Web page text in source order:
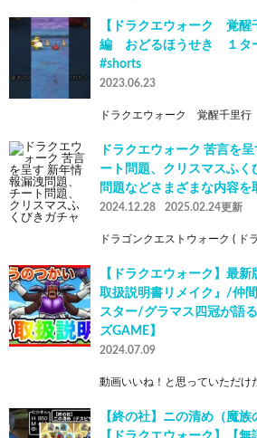
【ドラクエウォーク 覚醒
編 おどるほうせき １
#shorts
2023.06.23
ドラクエウォーク 覚醒千里
ドラクエウォーク 苦言を
ート問題、クリスマスふ
問題などさまざまな内容を
2024.12.28 2025.02.24更新
ドラゴンクエストウォーク ( ド
【ドラクエウォーク】最
取扱説明書リメイク』/仲
スター/グラマス四冠が語
ズGAME】
2024.07.09
動画いいね！と思っていただけ
【終の社】ニの清め（魔